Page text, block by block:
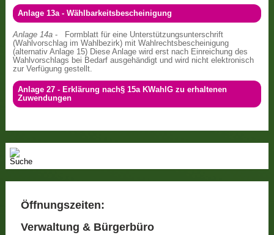
Anlage 13a - Wählbarkeitsbescheinigung
Anlage 14a - Formblatt für eine Unterstützungsunterschrift
(Wahlvorschlag im Wahlbezirk) mit Wahlrechtsbescheinigung
(alternativ Anlage 15) Diese Anlage wird erst nach Einreichung des
Wahlvorschlags bei Bedarf ausgehändigt und wird nicht elektronisch
zur Verfügung gestellt.
Anlage 27 - Erklärung nach§ 15a KWahlG zu erhaltenen
Zuwendungen
Öffnungszeiten:
Verwaltung & Bürgerbüro